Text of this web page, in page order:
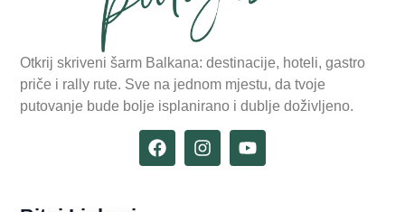
Otkrij skriveni šarm Balkana: destinacije, hoteli, gastro
priče i rally rute. Sve na jednom mjestu, da tvoje
putovanje bude bolje isplanirano i dublje doživljeno.